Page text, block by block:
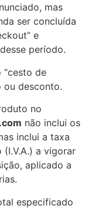
mas
ser concluída
e
período.
de
ou desconto.
no
não inclui os
inclui a taxa
a vigorar
aplicado a
especificado